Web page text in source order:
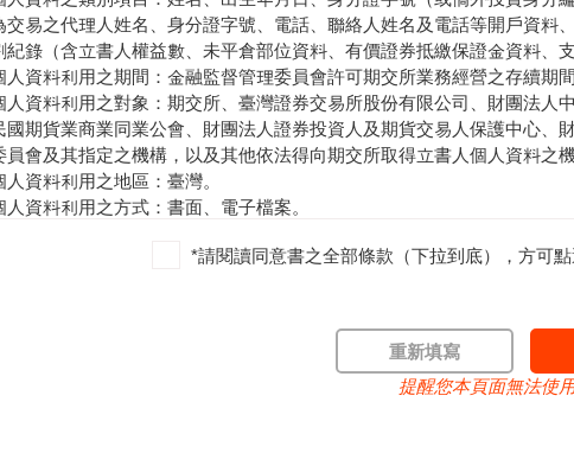
，以保障您的權益。
私權與資訊安全宣告
使用者個人資料，並維護網路隱私權，使用者如對本聲明，或與個人資
(02)2326-1000/0800-333-338(僅供市話撥打)向本公司提出，本公司將提
作權聲明
保留本公司網站內容之一切法律權利，非經本公司授權使用或同意，此
轉載或製作衍生物等。
交易之代理人姓名、身分證字號、電話、聯絡人姓名及電話等開戶資
紀錄（含立書人權益數、未平倉部位資料、有價證券抵繳保證金資料、
人資料利用之期間：金融監督管理委員會許可期交所業務經營之存續期間
人資料利用之對象：期交所、臺灣證券交易所股份有限公司、財團法人
國期貨業商業同業公會、財團法人證券投資人及期貨交易人保護中心、
員會及其指定之機構，以及其他依法得向期交所取得立書人個人資料之機
人資料利用之地區：臺灣。
人資料利用之方式：書面、電子檔案。
期交所為市場監理等執行職務所必須，期交所無法應立書人要求停止蒐
人其他交易資料原則上仍須至開戶交易之期貨商處請求。
個人資料更正、補充：立書人個人資料若有錯誤，原則上仍須至開戶交
*請閱讀同意書之全部條款（下拉到底），方可
重新填寫
提醒您本頁面無法使